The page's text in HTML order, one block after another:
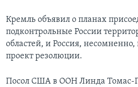
Кремль объявил о планах
подконтрольные России
областей, и Россия,
проект резолюции.
Посол США в ООН Линда Томас-